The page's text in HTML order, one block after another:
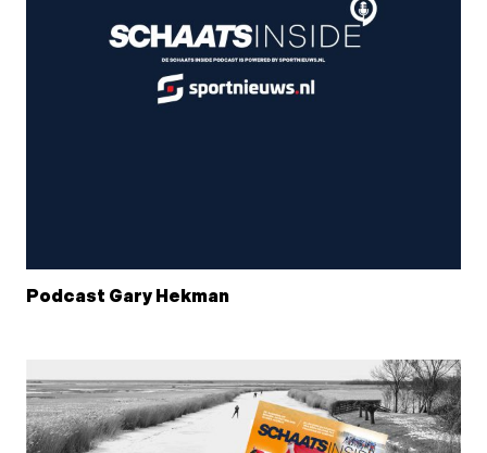
Podcast Gary Hekman